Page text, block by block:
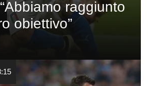
raggiunto
obiettivo”